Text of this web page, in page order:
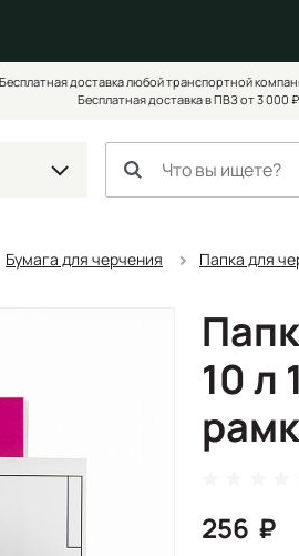
Бесплатная доставка любой транспортной
Бесплатная доставка в ПВЗ от 3 000 ₽
Бумага для черчения Папка для
10 л
256